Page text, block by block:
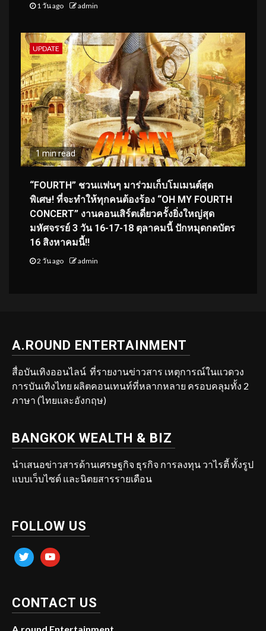
1 วัน ago admin
UPDATE
1 min read
“FOURTH” ชวนแฟนๆ มาร่วมเก็บโมเมนต์สุด
พิเศษ! ที่จะทำให้ทุกคนต้องร้อง “OH MY FOURTH
CONCERT” งานคอนเสิร์ตเดี่ยวครั้งยิ่งใหญ่สุด
มหัศจรรย์ 3 วัน 16-17-18 ตุลาคมนี้ ปักหมุดกดบัตร
16 สิงหาคมนี้!!
2 วัน ago admin
A.ROUND ENTERTAINMENT
สื่อบันเทิงออนไลน์ ที่รายงานข่าวสาร เหตุการณ์ในแวดวง
การบันเทิงไทย ผลิตคอนเทนท์ที่หลากหลาย ครอบคลุมทั้ง 2
ภาษา (ไทยและอังกฤษ)
BANGKOK WEALTH & BIZ
นำเสนอข่าวสารด้านเศรษฐกิจ ธุรกิจ การลงทุน วาไรตี้ ทั้งรูป
แบบเว็บไซต์ และนิตยสารรายเดือน
FOLLOW US
twitter youtube
CONTACT US